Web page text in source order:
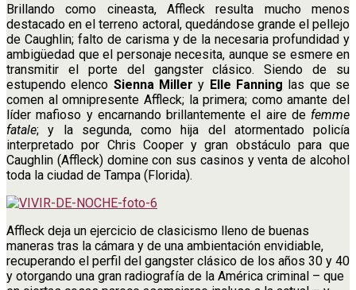
Brillando como cineasta, Affleck resulta mucho menos
destacado en el terreno actoral, quedándose grande el pellejo
de Caughlin; falto de carisma y de la necesaria profundidad y
ambigüedad que el personaje necesita, aunque se esmere en
transmitir el porte del gangster clásico. Siendo de su
estupendo elenco Sienna Miller y Elle Fanning las que se
comen al omnipresente Affleck; la primera; como amante del
líder mafioso y encarnando brillantemente el aire de femme
fatale; y la segunda, como hija del atormentado policía
interpretado por Chris Cooper y gran obstáculo para que
Caughlin (Affleck) domine con sus casinos y venta de alcohol
toda la ciudad de Tampa (Florida).
Affleck deja un ejercicio de clasicismo lleno de buenas
maneras tras la cámara y de una ambientación envidiable,
recuperando el perfil del gangster clásico de los años 30 y 40
y otorgando una gran radiografía de la América criminal – que